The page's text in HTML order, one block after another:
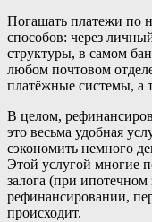
Погашать платежи по
способов: через
структуры, в самом
любом почтовом
платёжные системы, а
В целом,
это весьма удобная
сэкономить немного
Этой услугой многие
залога (при
рефинансировании,
происходит.